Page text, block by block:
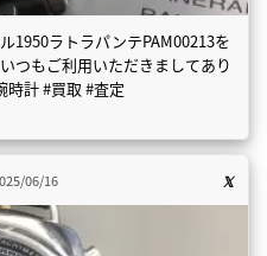
1950ラトラパンテPAM00213を
つもご利用いただきましてあり
時計 #買取 #査定
06/16